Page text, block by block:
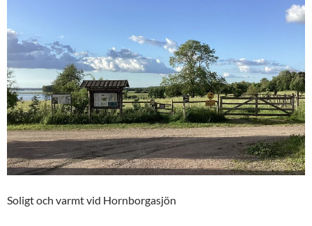
Soligt och varmt vid Hornborgasjön